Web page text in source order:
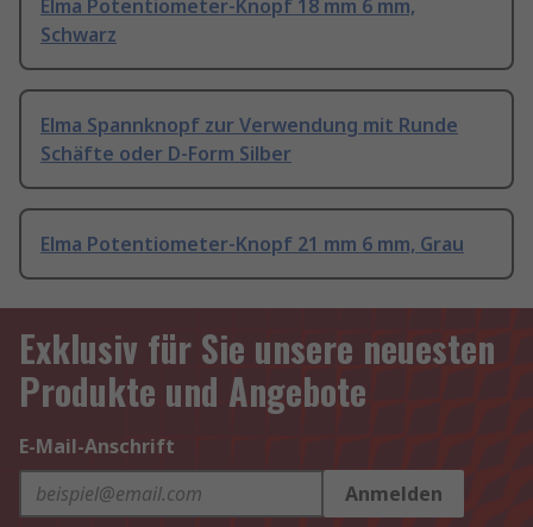
Elma Potentiometer-Knopf 18 mm 6 mm,
Schwarz
Elma Spannknopf zur Verwendung mit Runde
Schäfte oder D-Form Silber
Elma Potentiometer-Knopf 21 mm 6 mm, Grau
Exklusiv für Sie unsere neuesten
Produkte und Angebote
E-Mail-Anschrift
Anmelden